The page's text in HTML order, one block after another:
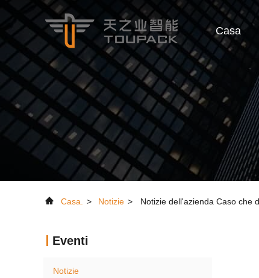
Casa
Casa. > Notizie > Notizie dell'azienda Caso che
Eventi
Notizie